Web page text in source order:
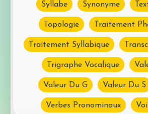
Syllabe Synonyme
Topologie Traitement
Traitement Syllabique
Trigraphe Vocalique
Valeur Du G Valeur Du S
Verbes Pronominaux